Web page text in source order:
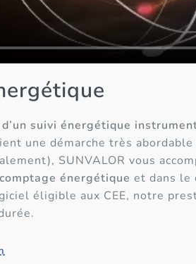
suivi énergétique
une démarche très abordable
SUNVALOR vous
énergétique et dans le
éligible aux CEE, notre